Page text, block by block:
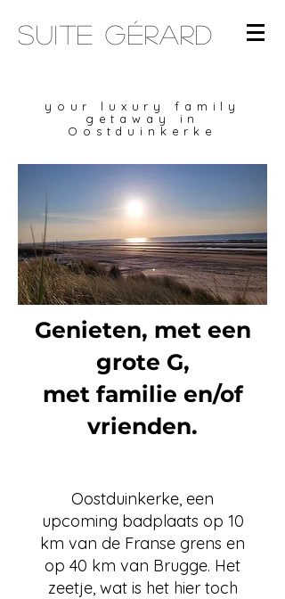
Suite gérard
your luxury family
getaway in
Oostduinkerke
Genieten, met een
grote G,
met familie en/of
vrienden.
Oostduinkerke, een
upcoming badplaats op 10
km van de Franse grens en
op 40 km van Brugge. Het
zeetje, wat is het hier toch